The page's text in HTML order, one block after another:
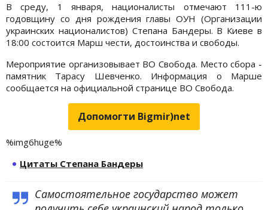
В среду, 1 января, националисты отмечают 111-ю
годовщину со дня рождения главы ОУН (Организации
украинских националистов) Степана Бандеры. В Киеве в
18:00 состоится Марш чести, достоинства и свободы.
Мероприятие организовывает ВО Свобода. Место сбора -
памятник Тарасу Шевченко. Информация о Марше
сообщается на официальной странице ВО Свобода.
Допомогти Bigmir)net
%img6huge%
Цитаты Степана Бандеры
Самостоятельное государство может